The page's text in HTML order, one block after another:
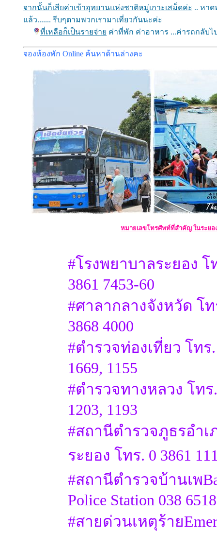
จากนั้นก็เสียค่าเข้าอุทยานแห่งชาติหมู่เกาะเสม็ดค่ะ .. หาด
แล้ว....... รีบๆตามพวกเรามาเที่ยวกันนะค่ะ
ที่เหลือก็เป็นรายจ่าย ค่าที่พัก ค่าอาหาร ...ค่ารถกลับ
จองห้องพัก Online ค้นหาด้านล่างคะ
หมายเลขโทรศัพท์ที่สำคัญ ในระยอง
#โรงพยาบาลระยอง โ
3861 7453-60
#ศาลากลางจังหวัด โท
3868 4000
#ตำรวจท่องเที่ยว โทร.
1669, 1155
#ตำรวจทางหลวง โทร.
1203, 1193
#สถานีตำรวจภูธรอำเ
ระยอง โทร. 0 3861
#สถานีตำรวจบ้านเพ
Police Station 038
#สายด่วนเหตุร้าย